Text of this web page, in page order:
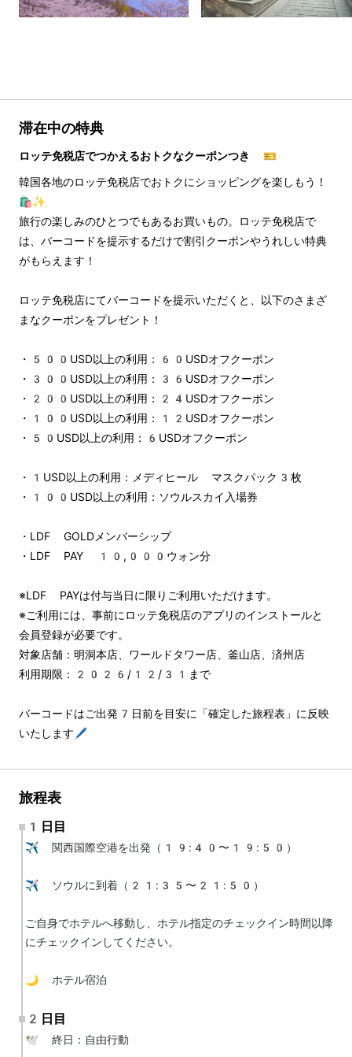
滞在中の特典
ロッテ免税店でつかえるおトクなクーポンつき 🎫
韓国各地のロッテ免税店でおトクにショッピングを楽しもう！
🛍️✨
旅行の楽しみのひとつでもあるお買いもの。ロッテ免税店で
は、バーコードを提示するだけで割引クーポンやうれしい特典
がもらえます！
ロッテ免税店にてバーコードを提示いただくと、以下のさまざ
まなクーポンをプレゼント！
・500USD以上の利用：60USDオフクーポン
・300USD以上の利用：36USDオフクーポン
・200USD以上の利用：24USDオフクーポン
・100USD以上の利用：12USDオフクーポン
・50USD以上の利用：6USDオフクーポン
・1USD以上の利用：メディヒール マスクパック3枚
・100USD以上の利用：ソウルスカイ入場券
・LDF GOLDメンバーシップ
・LDF PAY 10,000ウォン分
※LDF PAYは付与当日に限りご利用いただけます。
※ご利用には、事前にロッテ免税店のアプリのインストールと
会員登録が必要です。
対象店舗：明洞本店、ワールドタワー店、釜山店、済州店
利用期限：2026/12/31まで
バーコードはご出発7日前を目安に「確定した旅程表」に反映
いたします🖊️
旅程表
1日目
✈️ 関西国際空港を出発（19:40〜19:50）
✈️ ソウルに到着（21:35〜21:50）
ご自身でホテルへ移動し、ホテル指定のチェックイン時間以降
にチェックインしてください。
🌙 ホテル宿泊
2日目
🕊 終日：自由行動